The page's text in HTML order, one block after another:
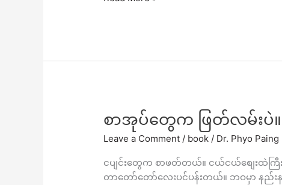
စာအုပ်တွေက ဖြတ်လမ်းပဲ။
Leave a Comment / book / Dr. Phyo Paing
ငပျင်းတွေက စာဖတ်တယ်။ ငယ်ငယ်စျေးထဲက
တာတော်တော်လေးပင်ပန်းတယ်။ ဘဝမှာ နည်
စာအုပ်
က
ဖြတ်လမ်း
ပဲ။